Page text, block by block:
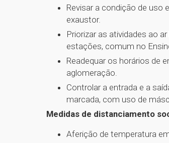
Revisar a condição de uso
exaustor.
Priorizar as atividades ao
estações, comum no
Readequar os horários de
aglomeração.
Controlar a entrada e a
marcada, com uso de
Medidas de distanciamento
Aferição de temperatura